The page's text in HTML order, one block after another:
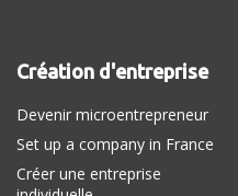
Création d'entreprise
Devenir microentrepreneur
Set up a company in France
Créer une entreprise